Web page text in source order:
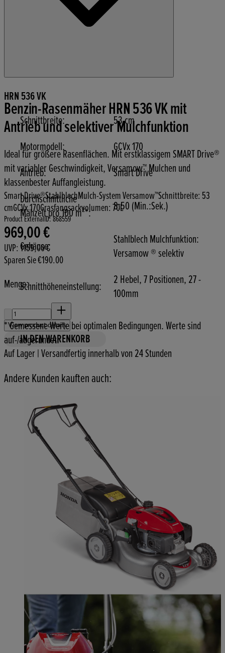
HRN 536 VK
Schnittbreite:
53 cm
Motormodell:
GCVx 170
Antrieb:
Smart Drive
Durchschnittliche
Mähzeit pro 100 m²*:
8:50 (Min.:Sek.)
Gehäuse:
Stahlblech Mulchfunktion:
Versamow ® selektiv
Schnitthöheneinstellung:
2 Hebel, 7 Positionen, 27 -
100mm
* Gemessene Werte bei optimalen Bedingungen. Werte sind
auf-/abgerundet.
Benzin-Rasenmäher HRN 536 VK mit
Antrieb und selektiver Mulchfunktion
Ideal für größere Rasenflächen. Mit erstklassigem SMART Drive®
mit variabler Geschwindigkeit, Versamow™ Mulchen und
klassenbester Auffangleistung.
Smart Drive®StahlblechMulch-System Versamow™Schnittbreite: 53
cmGCVx 170Grasfangsackvolumen: 70L
Product ExternalID: 868559
Aktueller Preis: 969,00 €.
969,00 €
UVP: 1159,00 €
Sparen Sie €190.00
Menge:
Menge:
View product details
IN DEN WARENKORB
Auf Lager | Versandfertig innerhalb von 24 Stunden
Andere Kunden kauften auch: